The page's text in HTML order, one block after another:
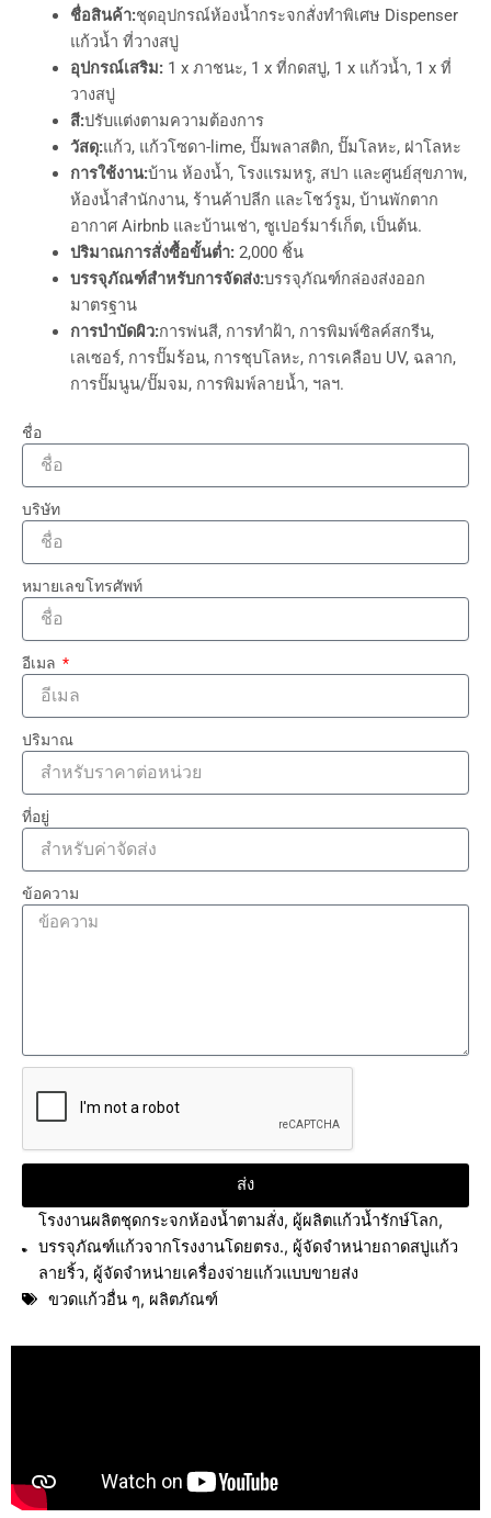
ชื่อสินค้า:ชุดอุปกรณ์ห้องน้ำกระจกสั่งทำพิเศษ Dispenser
แก้วน้ำ ที่วางสบู่
อุปกรณ์เสริม: 1 x ภาชนะ, 1 x ที่กดสบู่, 1 x แก้วน้ำ, 1 x ที่
วางสบู่
สี:ปรับแต่งตามความต้องการ
วัสดุ:แก้ว, แก้วโซดา-lime, ปั๊มพลาสติก, ปั๊มโลหะ, ฝาโลหะ
การใช้งาน:บ้าน ห้องน้ำ, โรงแรมหรู, สปา และศูนย์สุขภาพ,
ห้องน้ำสำนักงาน, ร้านค้าปลีก และโชว์รูม, บ้านพักตาก
อากาศ Airbnb และบ้านเช่า, ซูเปอร์มาร์เก็ต, เป็นต้น.
ปริมาณการสั่งซื้อขั้นต่ำ: 2,000 ชิ้น
บรรจุภัณฑ์สำหรับการจัดส่ง:บรรจุภัณฑ์กล่องส่งออก
มาตรฐาน
การบำบัดผิว:การพ่นสี, การทำฝ้า, การพิมพ์ซิลค์สกรีน,
เลเซอร์, การปั๊มร้อน, การชุบโลหะ, การเคลือบ UV, ฉลาก,
การปั๊มนูน/ปั๊มจม, การพิมพ์ลายน้ำ, ฯลฯ.
ชื่อ
บริษัท
หมายเลขโทรศัพท์
อีเมล
ปริมาณ
ที่อยู่
ข้อความ
ส่ง
โรงงานผลิตชุดกระจกห้องน้ำตามสั่ง, ผู้ผลิตแก้วน้ำรักษ์โลก,
บรรจุภัณฑ์แก้วจากโรงงานโดยตรง., ผู้จัดจำหน่ายถาดสบู่แก้ว
ลายริ้ว, ผู้จัดจำหน่ายเครื่องจ่ายแก้วแบบขายส่ง
ขวดแก้วอื่น ๆ, ผลิตภัณฑ์